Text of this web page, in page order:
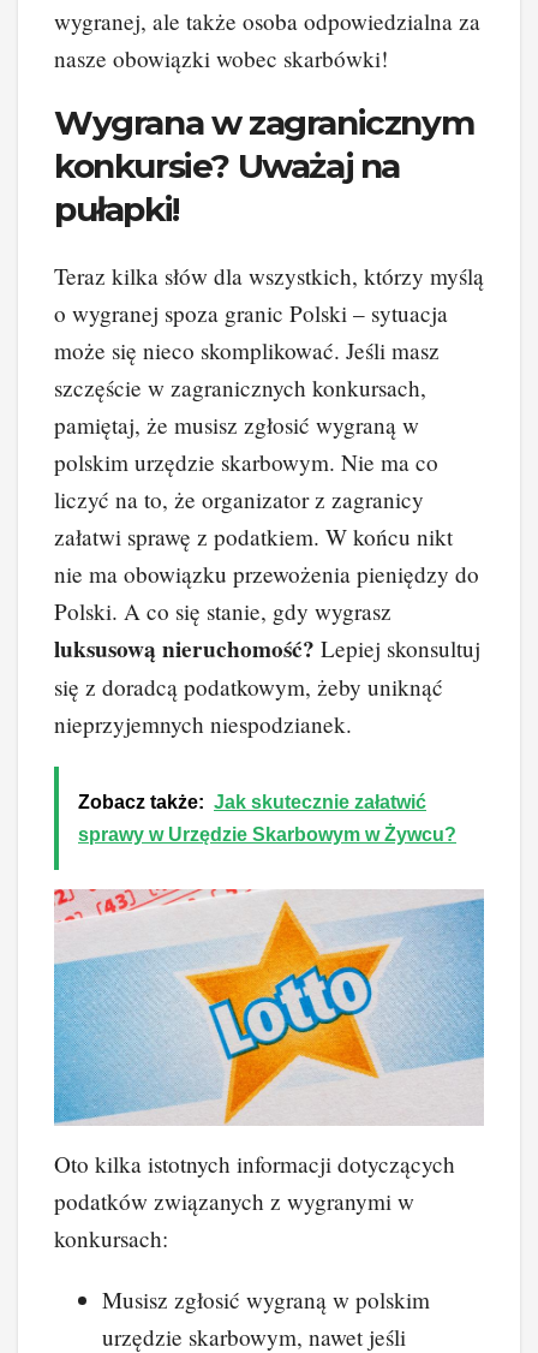
wygranej, ale także osoba odpowiedzialna za
nasze obowiązki wobec skarbówki!
Wygrana w zagranicznym
konkursie? Uważaj na
pułapki!
Teraz kilka słów dla wszystkich, którzy myślą
o wygranej spoza granic Polski – sytuacja
może się nieco skomplikować. Jeśli masz
szczęście w zagranicznych konkursach,
pamiętaj, że musisz zgłosić wygraną w
polskim urzędzie skarbowym. Nie ma co
liczyć na to, że organizator z zagranicy
załatwi sprawę z podatkiem. W końcu nikt
nie ma obowiązku przewożenia pieniędzy do
Polski. A co się stanie, gdy wygrasz
luksusową nieruchomość? Lepiej skonsultuj
się z doradcą podatkowym, żeby uniknąć
nieprzyjemnych niespodzianek.
Zobacz także: Jak skutecznie załatwić
sprawy w Urzędzie Skarbowym w Żywcu?
Oto kilka istotnych informacji dotyczących
podatków związanych z wygranymi w
konkursach:
Musisz zgłosić wygraną w polskim
urzędzie skarbowym, nawet jeśli